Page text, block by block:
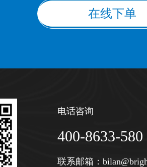
在线下单
电话咨询
400-8633-580
联系邮箱：